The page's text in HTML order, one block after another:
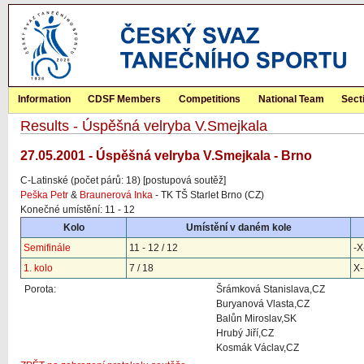
Information CDSF Members Competitions National Team
Results - Úspěšná velryba V.Smejkala
27.05.2001 - Úspěšná velryba V.Smejkala - Brno
C-Latinské (počet párů: 18) [postupová soutěž]
Peška Petr & Braunerová Inka - TK TŠ Starlet Brno (CZ)
Konečné umístění: 11 - 12
Kolo
Umístění v daném kole
Semifinále
11 - 12 / 12
-
1. kolo
7 / 18
Porota:
Šrámková Stanislava,CZ
Buryanová Vlasta,CZ
Balůn Miroslav,SK
Hrubý Jiří,CZ
Kosmák Václav,CZ